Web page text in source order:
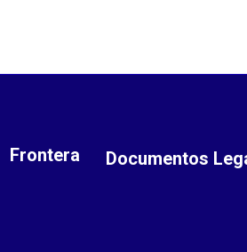
Frontera Documentos